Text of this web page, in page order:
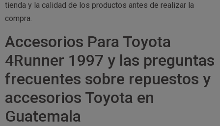
tienda y la calidad de los productos antes de realizar la
compra.
Accesorios Para Toyota
4Runner 1997 y las preguntas
frecuentes sobre repuestos y
accesorios Toyota en
Guatemala